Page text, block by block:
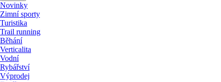
Novinky
Zimní sporty
Turistika
Trail running
Běhání
Verticalita
Vodní
Rybářství
Výprodej